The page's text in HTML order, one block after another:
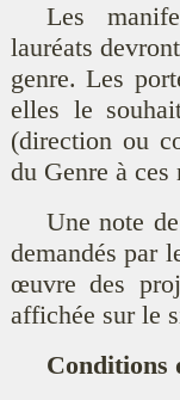
Les
lauréats
genre. Les
elles le
(direction ou
du Genre à
Une note
demandés par
œuvre des
affichée sur le
Conditions